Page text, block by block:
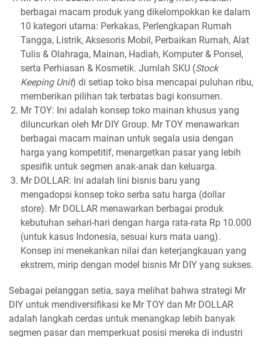
berbagai macam produk yang dikelompokkan ke dalam
10 kategori utama: Perkakas, Perlengkapan Rumah
Tangga, Listrik, Aksesoris Mobil, Perbaikan Rumah, Alat
Tulis & Olahraga, Mainan, Hadiah, Komputer & Ponsel,
serta Perhiasan & Kosmetik. Jumlah SKU (Stock
Keeping Unit) di setiap toko bisa mencapai puluhan ribu,
memberikan pilihan tak terbatas bagi konsumen.
Mr TOY: Ini adalah konsep toko mainan khusus yang
diluncurkan oleh Mr DIY Group. Mr TOY menawarkan
berbagai macam mainan untuk segala usia dengan
harga yang kompetitif, menargetkan pasar yang lebih
spesifik untuk segmen anak-anak dan keluarga.
Mr DOLLAR: Ini adalah lini bisnis baru yang
mengadopsi konsep toko serba satu harga (dollar
store). Mr DOLLAR menawarkan berbagai produk
kebutuhan sehari-hari dengan harga rata-rata Rp 10.000
(untuk kasus Indonesia, sesuai kurs mata uang).
Konsep ini menekankan nilai dan keterjangkauan yang
ekstrem, mirip dengan model bisnis Mr DIY yang sukses.
Sebagai pelanggan setia, saya melihat bahwa strategi Mr
DIY untuk mendiversifikasi ke Mr TOY dan Mr DOLLAR
adalah langkah cerdas untuk menangkap lebih banyak
segmen pasar dan memperkuat posisi mereka di industri